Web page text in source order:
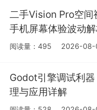
二手Vision Pro空间
手机屏幕体验波动
阅读量：495 2026-08-
Godot引擎调试利
理与应用详解